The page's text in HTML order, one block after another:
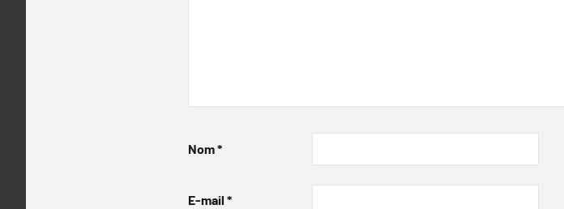
Nom*
E-mail *